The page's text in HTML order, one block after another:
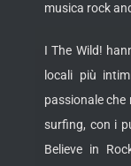
musica rock
I The Wild!
locali più
passionale che
surfing, con i
Believe in